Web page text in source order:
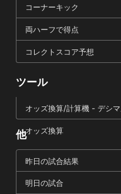
コーナーキック
両ハーフで得点
コレクトスコア予想
ツール
オッズ換算/計算機 - デシ
オッズ換算
他
昨日の試合結果
明日の試合